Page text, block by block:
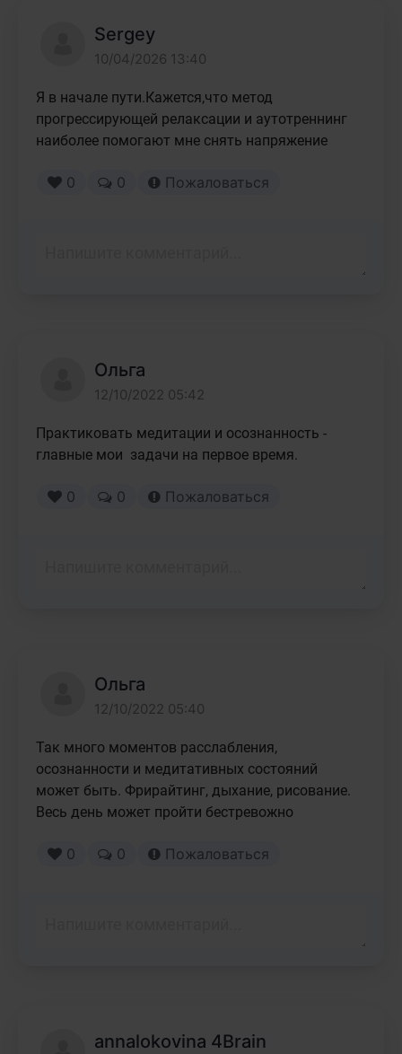
Sergey
10/04/2026 13:40
Я в начале пути.Кажется,что метод
прогрессирующей релаксации и аутотреннинг
наиболее помогают мне снять напряжение
0 0 Пожаловаться
Ольга
12/10/2022 05:42
Практиковать медитации и осознанность -
главные мои  задачи на первое время.
0 0 Пожаловаться
Ольга
12/10/2022 05:40
Так много моментов расслабления,
осознанности и медитативных состояний
может быть. Фрирайтинг, дыхание, рисование.
Весь день может пройти бестревожно
0 0 Пожаловаться
annalokovina 4Brain